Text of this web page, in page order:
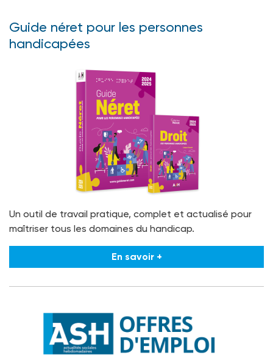
Guide néret pour les personnes
handicapées
Un outil de travail pratique, complet et actualisé pour
maîtriser tous les domaines du handicap.
En savoir +